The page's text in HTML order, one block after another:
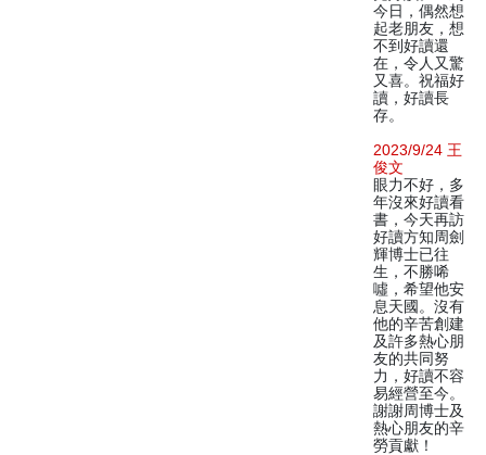
今日，偶然想
起老朋友，想
不到好讀還
在，令人又驚
又喜。祝福好
讀，好讀長
存。
2023/9/24 王
俊文
眼力不好，多
年沒來好讀看
書，今天再訪
好讀方知周劍
輝博士已往
生，不勝唏
噓，希望他安
息天國。沒有
他的辛苦創建
及許多熱心朋
友的共同努
力，好讀不容
易經營至今。
謝謝周博士及
熱心朋友的辛
勞貢獻！